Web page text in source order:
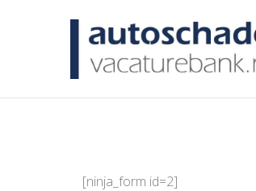
[ninja_form id=2]